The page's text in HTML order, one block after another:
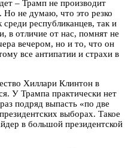
– Трамп не производит
Но не думаю, что это резко
республиканцев, так и
в отличие от нас, помнят не
вечером, но и то, что он
все антипатии и страхи в
Хиллари Клинтон в
У Трампа практически нет
подряд выпасть «по две
выборах. Такое
в большой президентской